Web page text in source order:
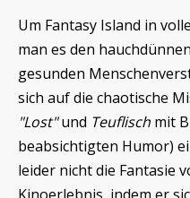
Um Fantasy Island in
man es den
gesunden
sich auf die chaotische
"Lost"und Teuflisch mit
beabsichtigten Humor)
leider nicht die Fantasie